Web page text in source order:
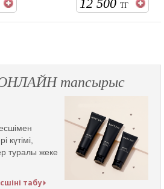
12 500 ТГ
ОНЛАЙН тапсырыс
күтімі,
туралы жеке
табу